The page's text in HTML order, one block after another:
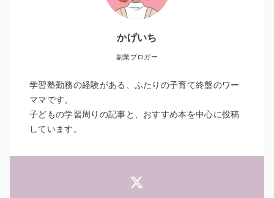
かげいち
副業ブロガー
学習塾勤務の経験がある、ふたりの子育て終盤のワー
ママです。
子どもの学習周りの記事と、おすすめ本を中心に投稿
しています。